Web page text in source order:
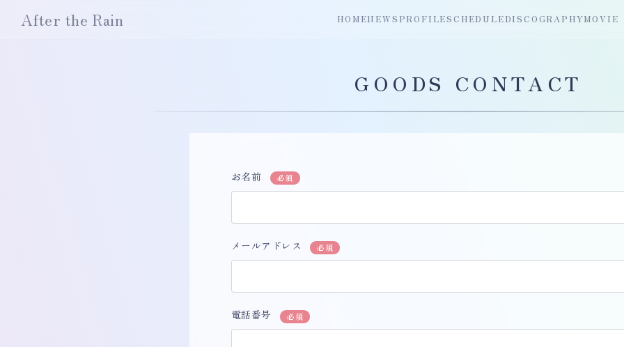
After the Rain HOMENEWS PROFILESCHEDULEDISCOGRAPHYMOVIE
GOODS CONTACT
お名前 必須
メールアドレス 必須
電話番号 必須